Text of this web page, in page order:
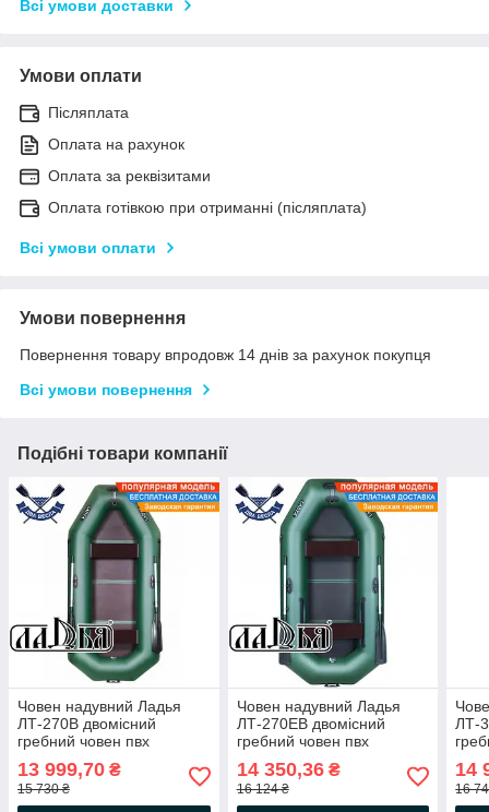
Всі умови доставки
Умови оплати
Післяплата
Оплата на рахунок
Оплата за реквізитами
Оплата готівкою при отриманні (післяплата)
Всі умови оплати
Умови повернення
Повернення товару впродовж 14 днів за рахунок покупця
Всі умови повернення
Подібні товари компанії
Човен надувний Ладья
ЛТ-270В двомісний
гребний човен пвх
балони 37
13 999,70 ₴
15 730 ₴
Човен надувний Ладья
ЛТ-270ЕВ двомісний
гребний човен пвх
балони 37 сдвижн сід
14 350,36₴
16 124 ₴
ЛТ-
14
16